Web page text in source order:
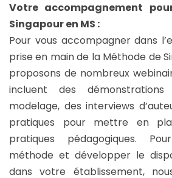
Votre accompagnement
Singapour en MS :
Pour vous accompagner dans
prise en main de la Méthode de
proposons de nombreux
incluent des
modelage, des interviews
pratiques pour mettre en
pratiques pédagogiques.
méthode et développer le
dans votre établissement,